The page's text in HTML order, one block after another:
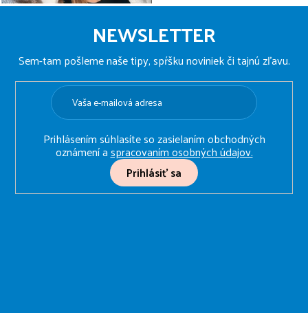
Z
NEWSLETTER
Sem-tam pošleme naše tipy, spŕšku noviniek či tajnú zľavu.
Prihlásením súhlasíte so zasielaním obchodných
oznámení aspracovaním osobných údajov.
Prihlásiť sa